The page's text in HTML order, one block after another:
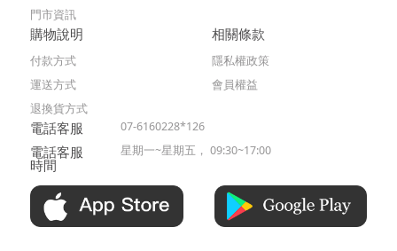
門市資訊
購物說明
付款方式
運送方式
退換貨方式
相關條款
隱私權政策
會員權益
電話客服 07-6160228*126
電話客服
時間
星期一~星期五， 09:30~17:00